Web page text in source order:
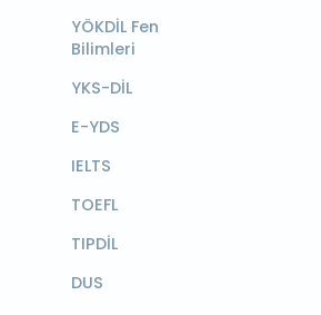
YÖKDİL Fen
Bilimleri
YKS-DİL
E-YDS
IELTS
TOEFL
TIPDİL
DUS